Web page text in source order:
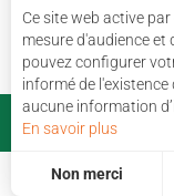
DESTINATION
Ce site web active
mesure d'audience
pouvez configurer
informé de l'existence
aucune information
En savoir plus
Non merci